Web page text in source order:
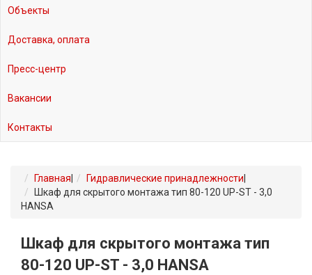
Объекты
Доставка, оплата
Пресс-центр
Вакансии
Контакты
Главная Гидравлические принадлежности
Шкаф для скрытого монтажа тип 80-120 UP-ST - 3,0
HANSA
Шкаф для скрытого монтажа тип
80-120 UP-ST - 3,0 HANSA